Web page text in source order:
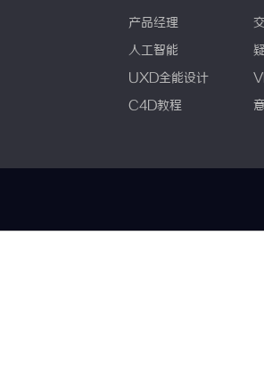
产品经理
人工智能
UXD全能设计
C4D教程